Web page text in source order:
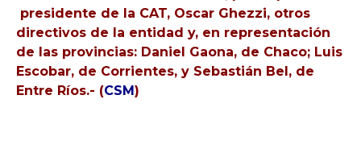
presidente de la CAT, Oscar Ghezzi, otros
directivos de la entidad y, en representación
de las provincias: Daniel Gaona, de Chaco; Luis
Escobar, de Corrientes, y Sebastián Bel, de
Entre Ríos.- (CSM)